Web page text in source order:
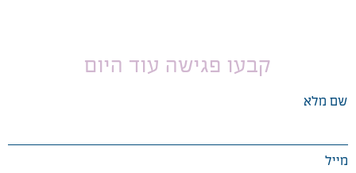
קבעו פגישה עוד היום
שם מלא
מייל